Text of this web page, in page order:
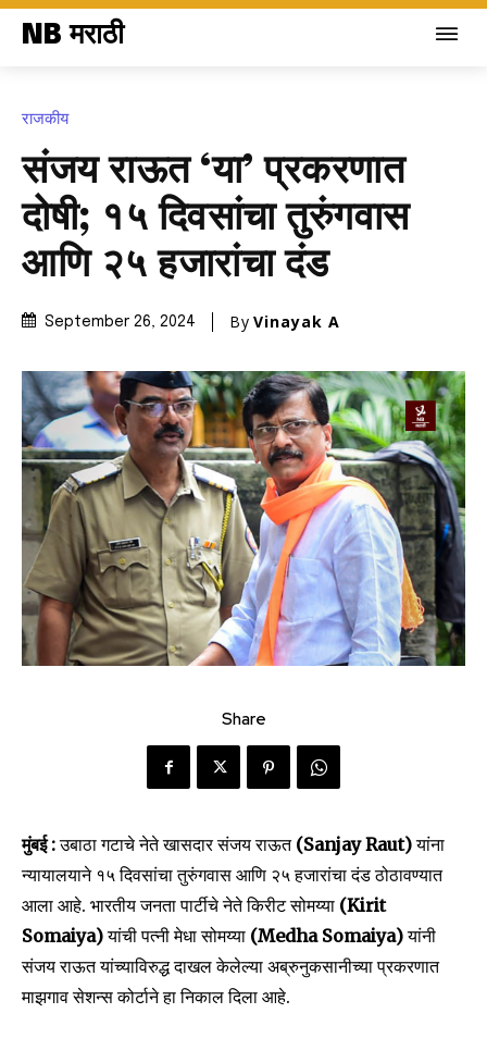
NB मराठी
राजकीय
संजय राऊत ‘या’ प्रकरणात
दोषी; १५ दिवसांचा तुरुंगवास
आणि २५ हजारांचा दंड
September 26, 2024 By Vinayak A
Share
मुंबई :उबाठा गटाचे नेते खासदार संजय राऊत (Sanjay Raut)यांना
न्यायालयाने १५ दिवसांचा तुरुंगवास आणि २५ हजारांचा दंड ठोठावण्यात
आला आहे. भारतीय जनता पार्टीचे नेते किरीट सोमय्या (Kirit
Somaiya)यांची पत्नी मेधा सोमय्या (Medha Somaiya)यांनी
संजय राऊत यांच्याविरुद्ध दाखल केलेल्या अब्रुनुकसानीच्या प्रकरणात
माझगाव सेशन्स कोर्टाने हा निकाल दिला आहे.